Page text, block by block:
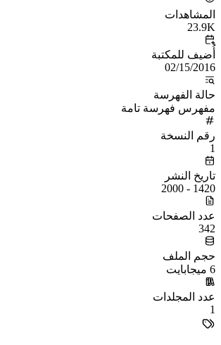
المشاهدات
23.9K
أُضيف للمكتبة
02/15/2016
حالة الفهرسة
مفهرس فهرسة تامة
رقم النسخة
1
تاريخ النشر
1420 - 2000
عدد الصفحات
342
حجم الملف
6 ميجابايت
عدد المجلدات
1